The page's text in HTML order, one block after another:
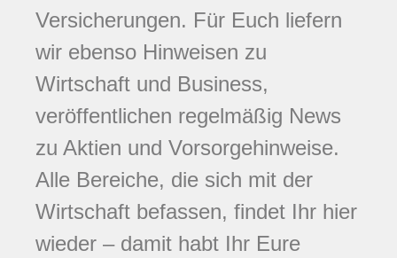
Versicherungen. Für Euch liefern
wir ebenso Hinweisen zu
Wirtschaft und Business,
veröffentlichen regelmäßig News
zu Aktien und Vorsorgehinweise.
Alle Bereiche, die sich mit der
Wirtschaft befassen, findet Ihr hier
wieder – damit habt Ihr Eure